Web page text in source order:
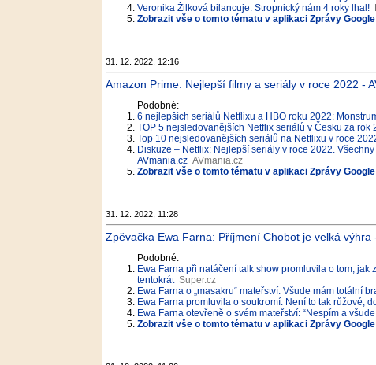
Veronika Žilková bilancuje: Stropnický nám 4 roky lhal!
Zobrazit vše o tomto tématu v aplikaci Zprávy Google
31. 12. 2022, 12:16
Amazon Prime: Nejlepší filmy a seriály v roce 2022 -
Podobné:
6 nejlepších seriálů Netflixu a HBO roku 2022:
TOP 5 nejsledovanějších Netflix seriálů v Česku za rok
Top 10 nejsledovanějších seriálů na Netflixu v roce
Diskuze – Netflix: Nejlepší seriály v roce 2022.
AVmania.cz AVmania.cz
Zobrazit vše o tomto tématu v aplikaci Zprávy Google
31. 12. 2022, 11:28
Zpěvačka Ewa Farna: Příjmení Chobot je velká výhra
Podobné:
Ewa Farna při natáčení talk show promluvila o tom,
tentokrát Super.cz
Ewa Farna o „masakru“ mateřství: Všude mám totální
Ewa Farna promluvila o soukromí. Není to tak růžové,
Ewa Farna otevřeně o svém mateřství: “Nespím a
Zobrazit vše o tomto tématu v aplikaci Zprávy Google